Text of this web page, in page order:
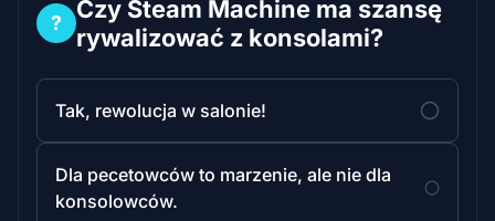
?
Czy Steam Machine ma szansę
rywalizować z konsolami?
Tak, rewolucja w salonie!
Dla pecetowców to marzenie, ale nie dla
konsolowców.